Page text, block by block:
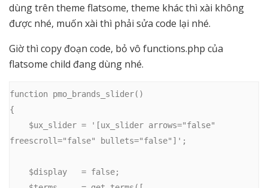
dùng trên theme flatsome, theme khác thì xài không
được nhé, muốn xài thì phải sửa code lại nhé.
Giờ thì copy đoạn code, bỏ vô functions.php của
flatsome child đang dùng nhé.
function pmo_brands_slider()
{
freescroll="false" bullets="false"]';